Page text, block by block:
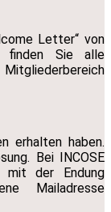
Letter“ von
finden Sie alle
erhalten haben.
Bei INCOSE
mit der Endung
Mailadresse